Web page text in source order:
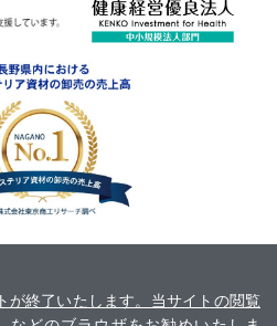
が終了いたします。当サイトの閲覧